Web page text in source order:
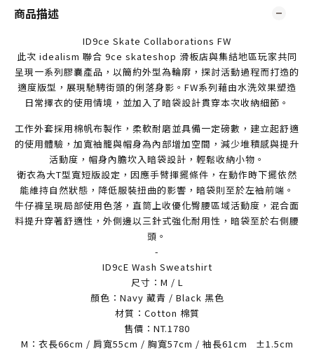
商品描述
ID9ce Skate Collaborations FW
此次 idealism 聯合 9ce skateshop 滑板店與集結地區玩家共同
呈現一系列膠囊產品，以簡約外型為輪廓，探討活動過程而打造的
適度版型，展現馳騁街頭的俐落身影。FW系列藉由水洗效果塑造
日常擇衣的使用情境，並加入了暗袋設計貫穿本次收納細節。
工作外套採用棉帆布製作，柔軟耐磨並具備一定磅數，建立起舒適
的使用體驗，加寬袖籠與帽身為內部增加空間，減少堆積感與提升
活動度，帽身內膽坎入暗袋設計，輕鬆收納小物。
衛衣為大T型寬短版設定，因應手臂揮擺條件，在動作時下擺依然
能維持自然狀態，降低服裝扭曲的影響，暗袋則至於左袖前端。
牛仔褲呈現局部使用色落，直筒上收優化臀腰區域活動度，混合面
料提升穿著舒適性，外側邊以三針式強化耐用性，暗袋至於右側腰
頭。
-
ID9cE Wash Sweatshirt
尺寸：M / L
顏色：Navy 藏青 / Black 黑色
材質：Cotton 棉質
售價：NT.1780
M：衣長66cm / 肩寬55cm / 胸寬57cm / 袖長61cm
±1.5cm